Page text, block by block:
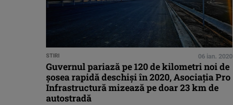
STIRI 06 ian. 2020
Guvernul pariază pe 120 de kilometri noi de
șosea rapidă deschiși în 2020, Asociația Pro
Infrastructură mizează pe doar 23 km de
autostradă